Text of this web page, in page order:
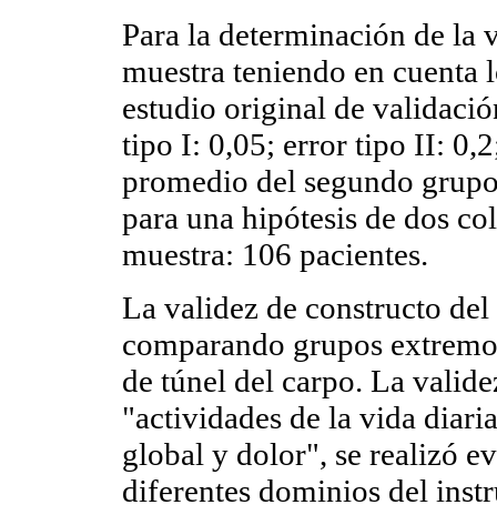
Para la determinación de la
muestra teniendo en cuenta
estudio original de
tipo I: 0,05; error tipo II:
promedio del segundo
para una hipótesis de dos
muestra: 106 pacientes.
La validez de constructo
comparando grupos
de túnel del carpo. La
"actividades de la vida
global y dolor", se realizó
diferentes dominios del